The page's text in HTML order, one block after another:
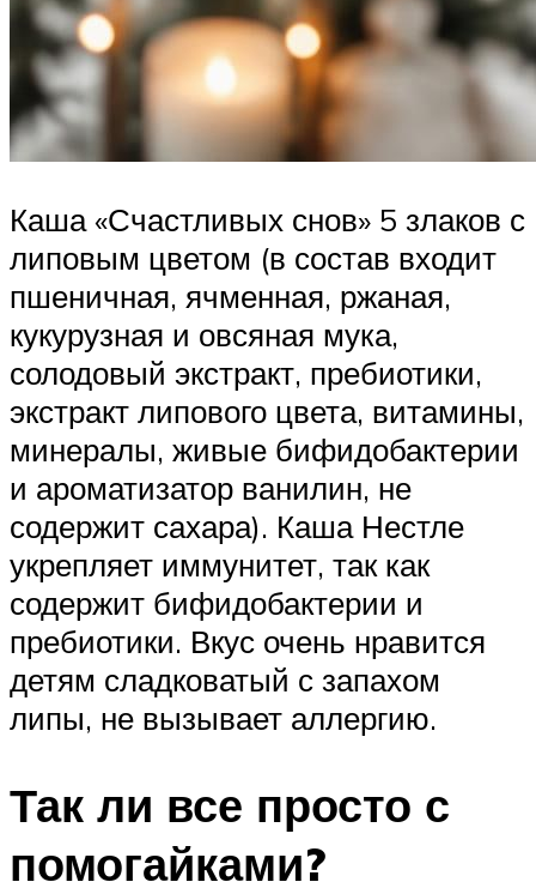
Каша «Счастливых снов» 5 злаков с
липовым цветом (в состав входит
пшеничная, ячменная, ржаная,
кукурузная и овсяная мука,
солодовый экстракт, пребиотики,
экстракт липового цвета, витамины,
минералы, живые бифидобактерии
и ароматизатор ванилин, не
содержит сахара). Каша Нестле
укрепляет иммунитет, так как
содержит бифидобактерии и
пребиотики. Вкус очень нравится
детям сладковатый с запахом
липы, не вызывает аллергию.
Так ли все просто с
помогайками?